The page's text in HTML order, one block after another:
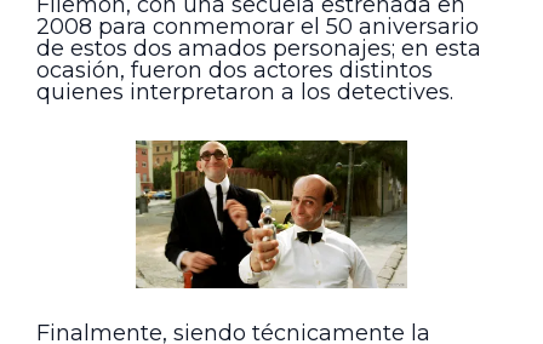
2008 para conmemorar el 50 aniversario
de estos dos amados personajes; en esta
ocasión, fueron dos actores distintos
quienes interpretaron a los detectives.
Finalmente, siendo técnicamente la